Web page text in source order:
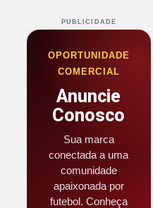
PUBLICIDADE
OPORTUNIDADE
COMERCIAL
Anuncie
Conosco
Sua marca
conectada a uma
comunidade
apaixonada por
futebol. Conheça